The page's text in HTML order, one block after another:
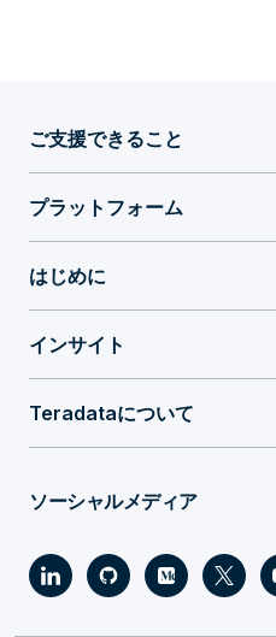
ご支援できること
プラットフォーム
はじめに
インサイト
Teradataについて
ソーシャルメディア